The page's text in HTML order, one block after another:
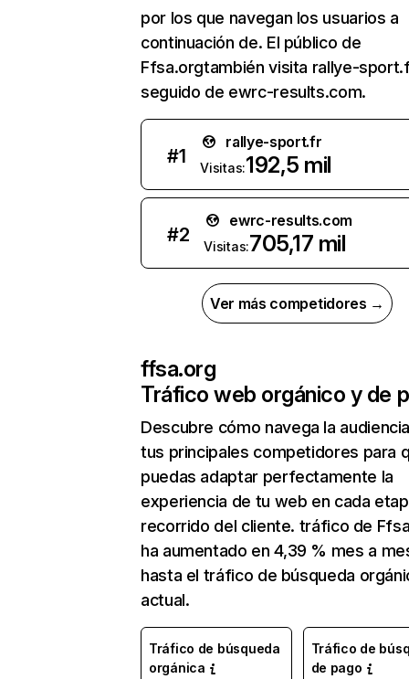
por los que navegan los usuarios a
continuación de. El público de
Ffsa.orgtambién visita rallye-
seguido de ewrc-results.com.
#1
rallye-sport.fr
Visitas:192,5 mil
#2
ewrc-results.com
Visitas:705,17 mil
Ver más competidores →
ffsa.org
Tráfico web orgánico y de
Descubre cómo navega la
tus principales competidores para
puedas adaptar perfectamente la
experiencia de tu web en cada
recorrido del cliente. tráfico de
ha aumentado en 4,39 % mes a
hasta el tráfico de búsqueda
actual.
Tráfico de búsqueda
orgánica
Tráfico de
de pago